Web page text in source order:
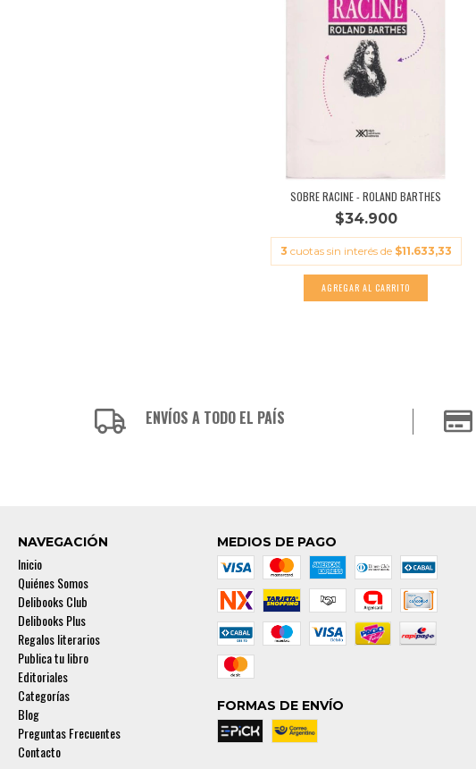
SOBRE RACINE - ROLAND BARTHES
$34.900
3 cuotas sin interés de $11.633,33
ENVÍOS A TODO EL PAÍS
NAVEGACIÓN
Inicio
Quiénes Somos
Delibooks Club
Delibooks Plus
Regalos literarios
Publica tu libro
Editoriales
Categorías
Blog
Preguntas Frecuentes
Contacto
MEDIOS DE PAGO
FORMAS DE ENVÍO